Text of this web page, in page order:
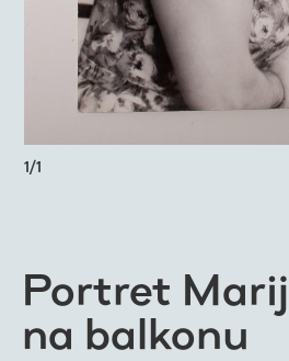
1/1
Portret
na balkonu